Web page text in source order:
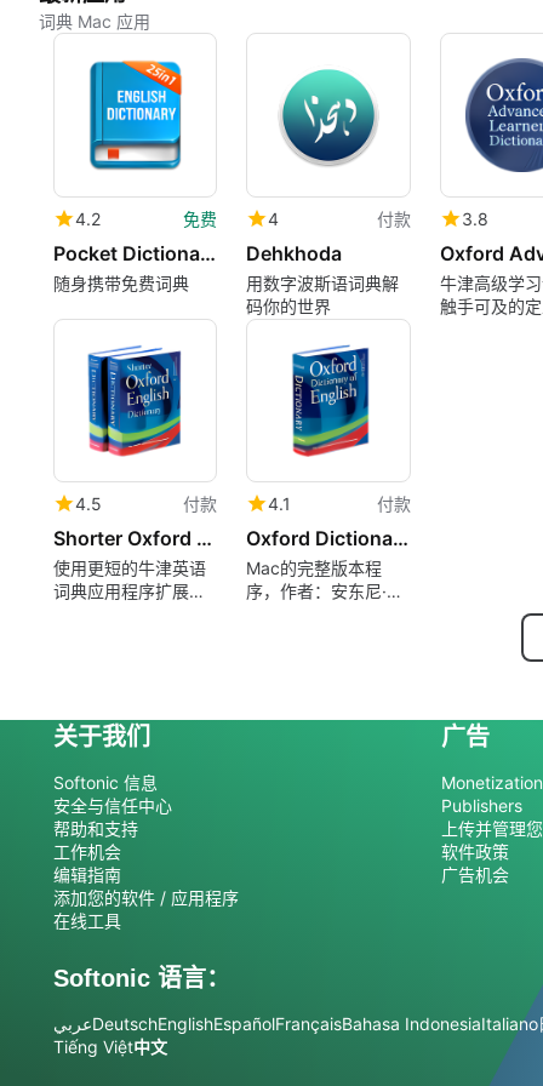
词典 Mac 应用
4.2 免费
Pocket Dictionary 25in1 lite
随身携带免费词典
4 付款
Dehkhoda
用数字波斯语词典解
码你的世界
3.8
牛津高级学
触手可及的
4.5 付款
Shorter Oxford English Dict
使用更短的牛津英语
词典应用程序扩展您
4.1 付款
Oxford Dictionary of English
Mac的完整版本程
序，作者：安东尼·刘
关于我们
Softonic 信息
安全与信任中心
帮助和支持
工作机会
编辑指南
添加您的软件 / 应用程序
在线工具
广告
Publishers
上传并管理
软件政策
广告机会
Softonic 语言：
عربيDeutschEnglishEspañolFrançaisBahasa IndonesiaItaliano
Tiếng Việt中文